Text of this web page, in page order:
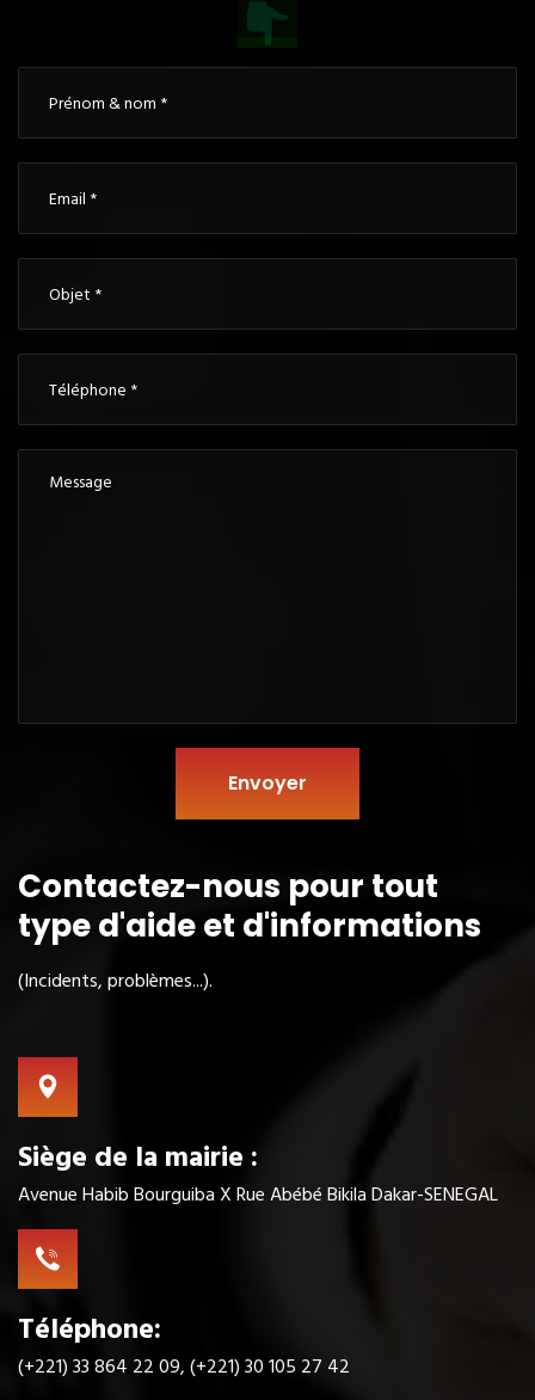
Envoyer
Contactez-nous pour tout
typed'aide et d'informations
(Incidents, problèmes...).
Siège de la mairie :
Avenue Habib Bourguiba X Rue Abébé Bikila Dakar-SENEGAL
Téléphone:
(+221) 33 864 22 09, (+221) 30 105 27 42